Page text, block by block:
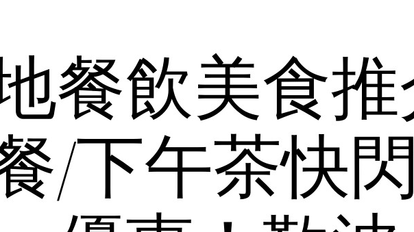
地餐飲美食
/下午茶快